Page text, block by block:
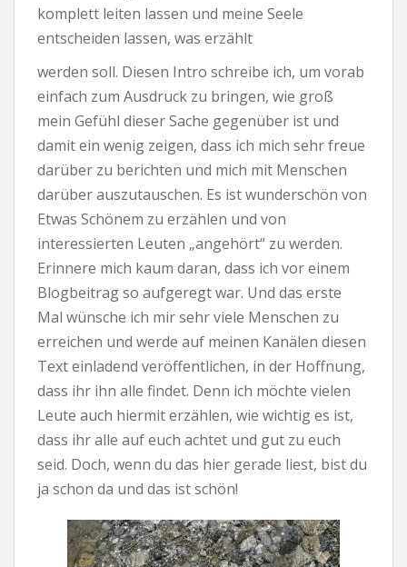
komplett leiten lassen und meine Seele
entscheiden lassen, was erzählt
werden soll. Diesen Intro schreibe ich, um vorab
einfach zum Ausdruck zu bringen, wie groß
mein Gefühl dieser Sache gegenüber ist und
damit ein wenig zeigen, dass ich mich sehr freue
darüber zu berichten und mich mit Menschen
darüber auszutauschen. Es ist wunderschön von
Etwas Schönem zu erzählen und von
interessierten Leuten „angehört“ zu werden.
Erinnere mich kaum daran, dass ich vor einem
Blogbeitrag so aufgeregt war. Und das erste
Mal wünsche ich mir sehr viele Menschen zu
erreichen und werde auf meinen Kanälen diesen
Text einladend veröffentlichen, in der Hoffnung,
dass ihr ihn alle findet. Denn ich möchte vielen
Leute auch hiermit erzählen, wie wichtig es ist,
dass ihr alle auf euch achtet und gut zu euch
seid. Doch, wenn du das hier gerade liest, bist du
ja schon da und das ist schön!